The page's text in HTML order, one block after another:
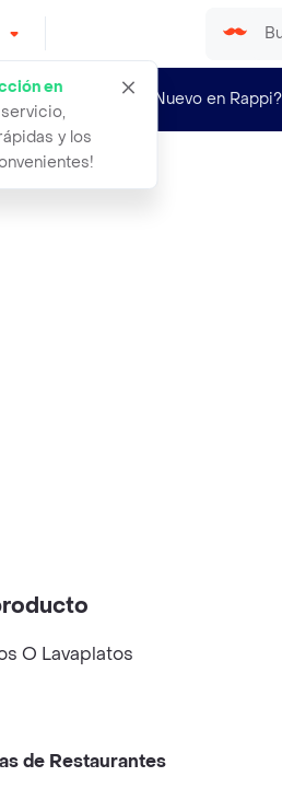
en
y los
¿Nuevo en Rappi?
lava
O Lavaplatos
de Restaurantes